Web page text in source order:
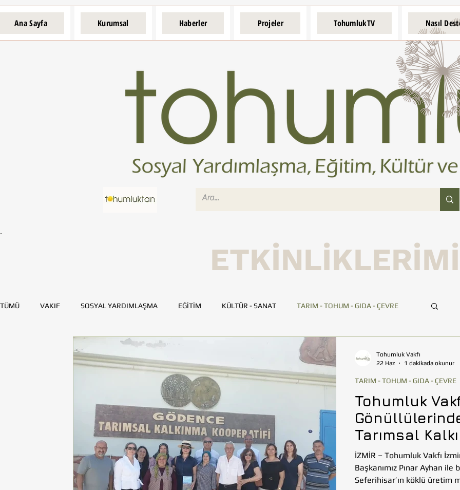
Ana Sayfa Kurumsal Haberler Projeler TohumlukTV Nasıl
TÜMÜ VAKIF SOSYAL YARDIMLAŞMA EĞİTİM KÜLTÜR - SANAT TARIM - TOHUM - GIDA - ÇEVRE
KAYNAK GELİŞTİRME TOHUMLUK TV
ESKİŞEHİR İZMİR
TOHUMLUKTAN TOHUMLUK YAZARLARI BİLİM VE TEKNOLOJİ GEZİ
Tohumluk
Tarımsal
Ziyaret
İZMİR – Tohumluk Vakfı
Başkanımız Pınar Ayhan
Seferihisar’ın köklü üretim
TARIM - TOHUM - GIDA - ÇEVRE
Tohumluk Vakfı
22 Haz
1 dakikada okunur